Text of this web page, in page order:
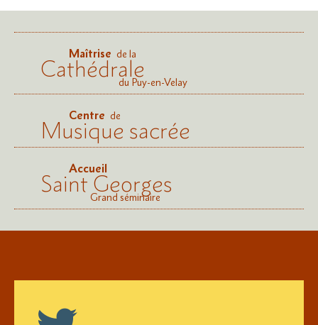
Maîtrise de la
Cathédraledu Puy-en-Velay
Centre de
Musique sacrée
Accueil
Saint Georges
Grand séminaire